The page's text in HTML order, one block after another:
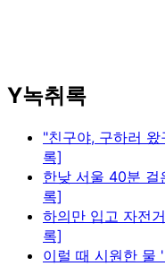
Y녹취록
"친구야, 구하러
록]
한낮 서울 40분 걸
록]
하의만 입고 자전
록]
이럴 때 시원한 물